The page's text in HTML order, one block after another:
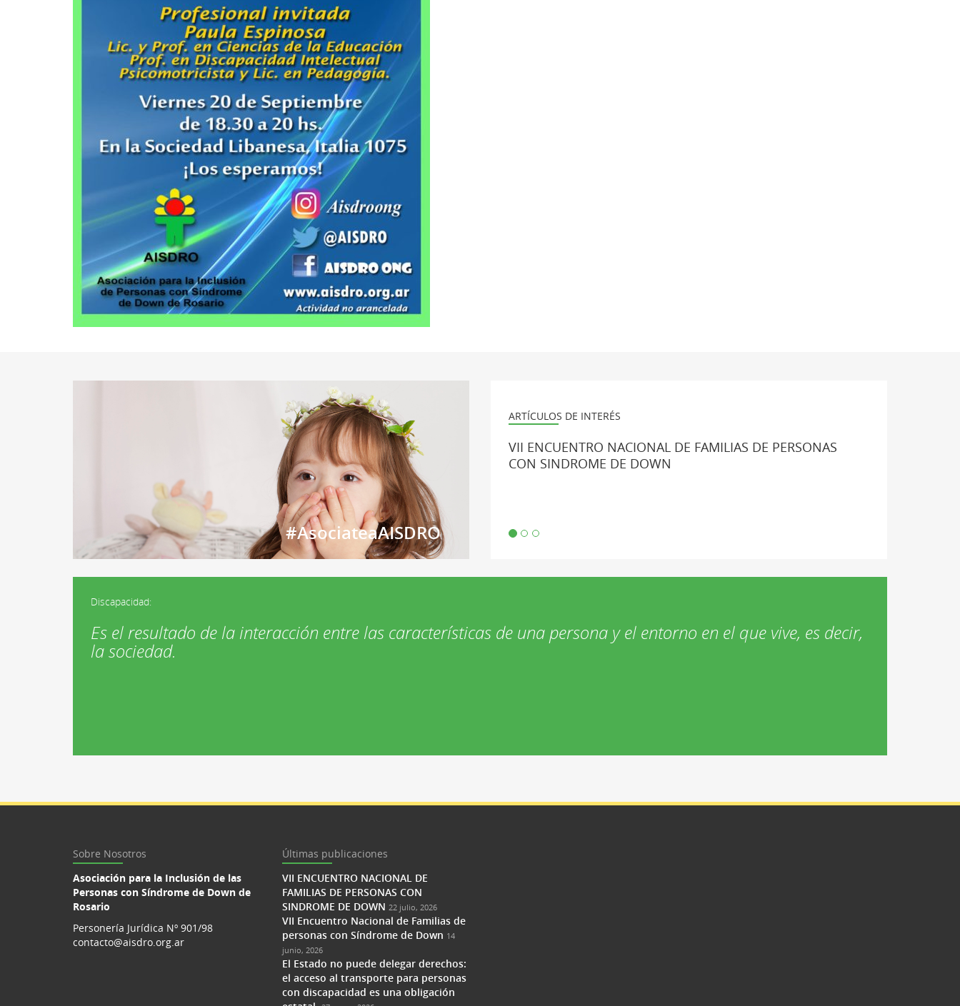
#AsociateaAISDRO
ARTÍCULOS DE INTERÉS
VII ENCUENTRO NACIONAL DE FAMILIAS DE PERSONAS
CON SINDROME DE DOWN
Discapacidad:
Es el resultado de la interacción entre las características de una persona y el entorno en el que vive, es decir,
la sociedad.
Sobre Nosotros
Asociación para la Inclusión de las
Personas con Síndrome de Down de
Rosario
Personería Jurídica Nº 901/98
contacto@aisdro.org.ar
Últimas publicaciones
VII ENCUENTRO NACIONAL DE
FAMILIAS DE PERSONAS CON
SINDROME DE DOWN 22 julio, 2026
VII Encuentro Nacional de Familias de
personas con Síndrome de Down 14
junio, 2026
El Estado no puede delegar derechos:
el acceso al transporte para personas
con discapacidad es una obligación